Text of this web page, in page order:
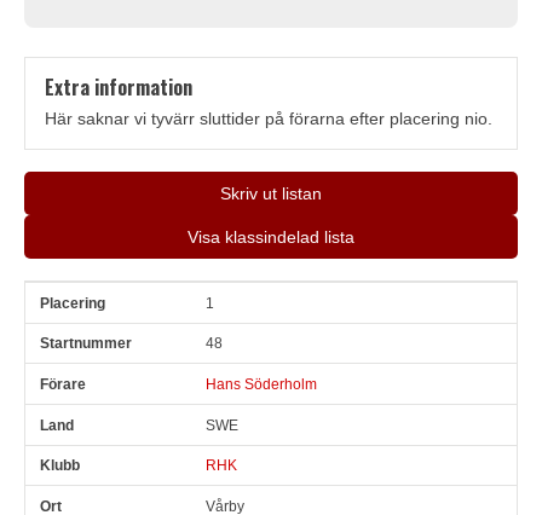
Extra information
Här saknar vi tyvärr sluttider på förarna efter placering nio.
Skriv ut listan
Visa klassindelad lista
Pl Snr 1
48
Hans Söderholm
SWE
RHK
Vårby